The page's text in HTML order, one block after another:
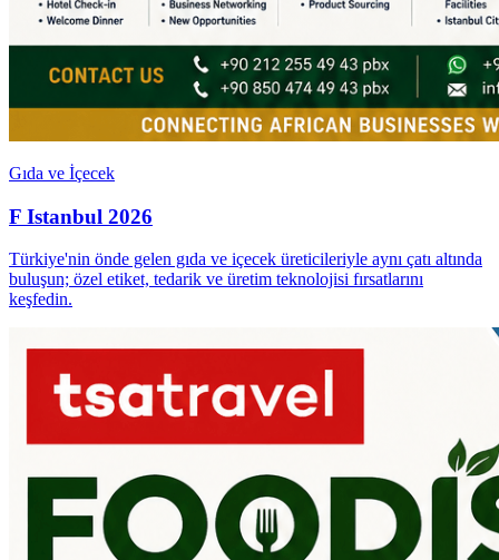
Gıda ve İçecek
F Istanbul 2026
Türkiye'nin önde gelen gıda ve içecek üreticileriyle aynı çatı altında
buluşun; özel etiket, tedarik ve üretim teknolojisi fırsatlarını
keşfedin.